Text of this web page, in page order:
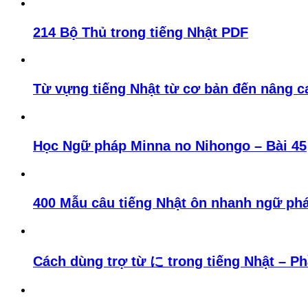
214 Bộ Thủ trong tiếng Nhật PDF
Từ vựng tiếng Nhật từ cơ bản đến nâng
Học Ngữ pháp Minna no Nihongo – Bài 45
400 Mẫu câu tiếng Nhật ôn nhanh ngữ
Cách dùng trợ từ に trong tiếng Nhật –